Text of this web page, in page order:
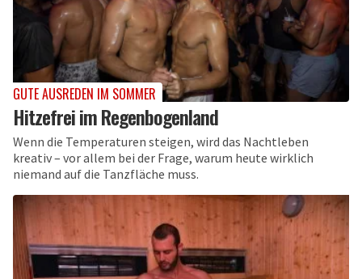
GUTE AUSREDEN IM SOMMER
Hitzefrei im Regenbogenland
Wenn die Temperaturen steigen, wird das Nachtleben
kreativ – vor allem bei der Frage, warum heute wirklich
niemand auf die Tanzfläche muss.